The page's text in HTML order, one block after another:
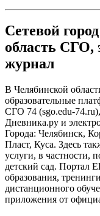
Сетевой
область СГО,
журнал
В Челябинской
образовательные
СГО 74 (sgo.edu-
Дневника.ру и
Города: Челябинск,
Пласт, Куса. Здесь
услуги, в частности,
детский сад. Портал
образования,
дистанционного
приложения от